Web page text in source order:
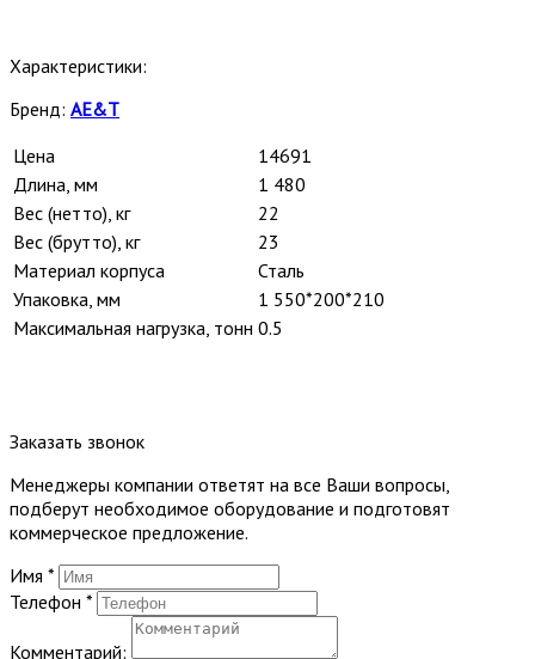
Характеристики:
Бренд: AE&T
Цена
14691
Длина, мм
1 480
Вес (нетто), кг
22
Вес (брутто), кг
23
Материал корпуса
Сталь
Упаковка, мм
1 550*200*210
Максимальная нагрузка, тонн 0.5
Заказать звонок
Менеджеры компании ответят на все Ваши вопросы,
подберут необходимое оборудование и подготовят
коммерческое предложение.
Имя *
Телефон *
Комментарий: